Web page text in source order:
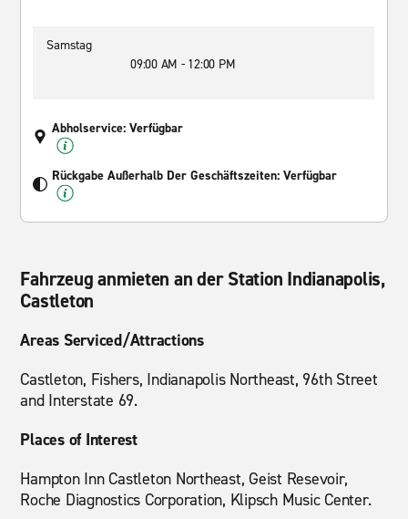
Samstag
09:00 AM - 12:00 PM
Abholservice: Verfügbar
Rückgabe Außerhalb Der Geschäftszeiten: Verfügbar
Fahrzeug anmieten an der Station Indianapolis,
Castleton
Areas Serviced/Attractions
Castleton, Fishers, Indianapolis Northeast, 96th Street
and Interstate 69.
Places of Interest
Hampton Inn Castleton Northeast, Geist Resevoir,
Roche Diagnostics Corporation, Klipsch Music Center.